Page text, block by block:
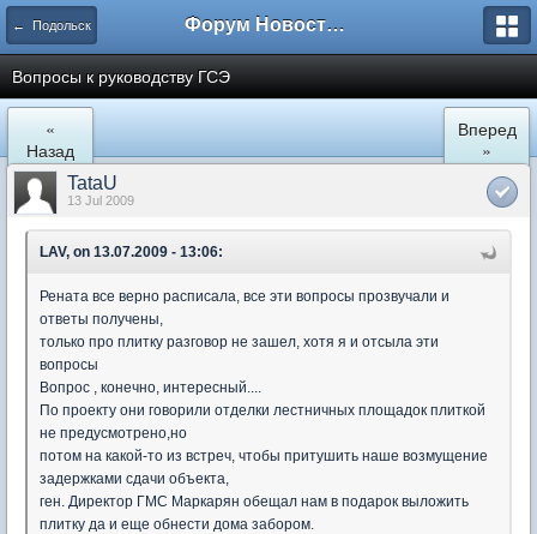
← Подольск Форум Новостройки
Вопросы к руководству ГСЭ
«
Назад
Вперед
»
TataU
13 Jul 2009
LAV, on 13.07.2009 - 13:06:
Рената все верно расписала, все эти вопросы прозвучали и
ответы получены,
только про плитку разговор не зашел, хотя я и отсыла эти
вопросы
Вопрос , конечно, интересный....
По проекту они говорили отделки лестничных площадок плиткой
не предусмотрено,но
потом на какой-то из встреч, чтобы притушить наше возмущение
задержками сдачи объекта,
ген. Директор ГМС Маркарян обещал нам в подарок выложить
плитку да и еще обнести дома забором.